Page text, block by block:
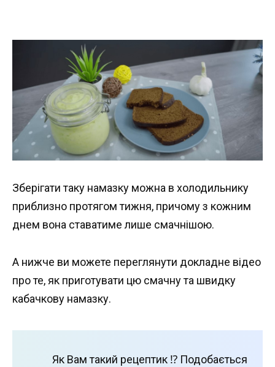
Зберігати таку намазку можна в холодильнику
приблизно протягом тижня, причому з кожним
днем вона ставатиме лише смачнішою.
А нижче ви можете переглянути докладне відео
про те, як приготувати цю смачну та швидку
кабачкову намазку.
Як Вам такий рецептик ⁉️ Подобається